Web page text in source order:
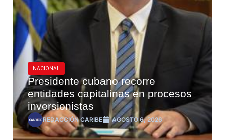
NACIONAL
Presidente cubano recorre
entidades capitalinas en procesos
inversionistas
REDACCIÓN CARIBE AGOSTO 6, 2026